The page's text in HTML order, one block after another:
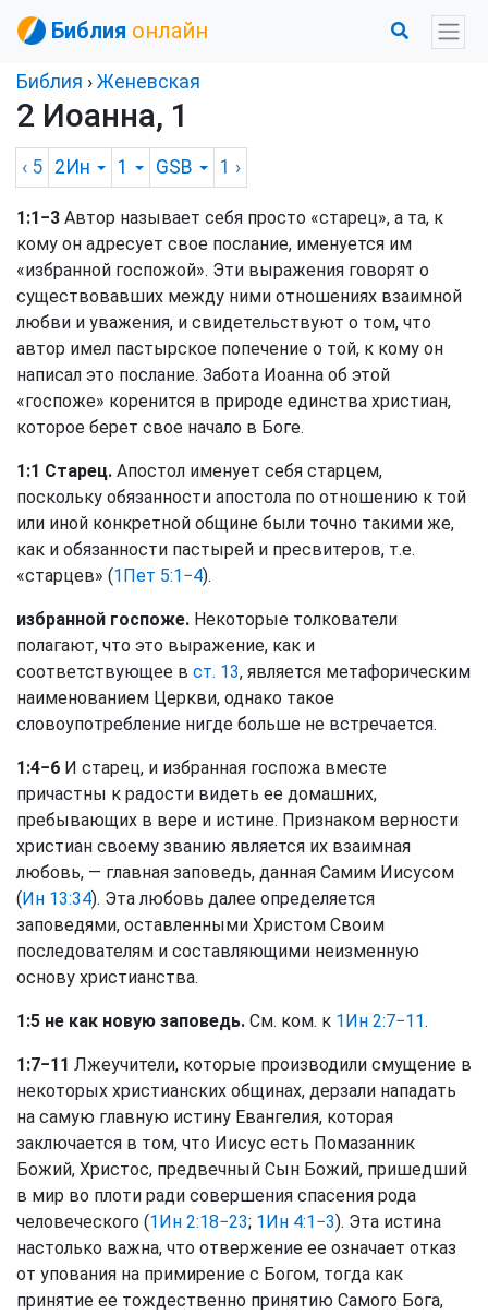
Библия онлайн
Библия › Женевская
2 Иоанна, 1
‹ 5 2Ин 1 GSB 1 ›
1:1−3 Автор называет себя просто «старец», а та, к
кому он адресует свое послание, именуется им
«избранной госпожой». Эти выражения говорят о
существовавших между ними отношениях взаимной
любви и уважения, и свидетельствуют о том, что
автор имел пастырское попечение о той, к кому он
написал это послание. Забота Иоанна об этой
«госпоже» коренится в природе единства христиан,
которое берет свое начало в Боге.
1:1 Старец. Апостол именует себя старцем,
поскольку обязанности апостола по отношению к той
или иной конкретной общине были точно такими же,
как и обязанности пастырей и пресвитеров, т.е.
«старцев» (1Пет 5:1−4).
избранной госпоже. Некоторые толкователи
полагают, что это выражение, как и
соответствующее в ст. 13, является метафорическим
наименованием Церкви, однако такое
словоупотребление нигде больше не встречается.
1:4−6 И старец, и избранная госпожа вместе
причастны к радости видеть ее домашних,
пребывающих в вере и истине. Признаком верности
христиан своему званию является их взаимная
любовь, — главная заповедь, данная Самим Иисусом
(Ин 13:34). Эта любовь далее определяется
заповедями, оставленными Христом Своим
последователям и составляющими неизменную
основу христианства.
1:5 не как новую заповедь. См. ком. к 1Ин 2:7−11.
1:7−11 Лжеучители, которые производили смущение в
некоторых христианских общинах, дерзали нападать
на самую главную истину Евангелия, которая
заключается в том, что Иисус есть Помазанник
Божий, Христос, предвечный Сын Божий, пришедший
в мир во плоти ради совершения спасения рода
человеческого (1Ин 2:18−23; 1Ин 4:1−3). Эта истина
настолько важна, что отвержение ее означает отказ
от упования на примирение с Богом, тогда как
принятие ее тождественно принятию Самого Бога,